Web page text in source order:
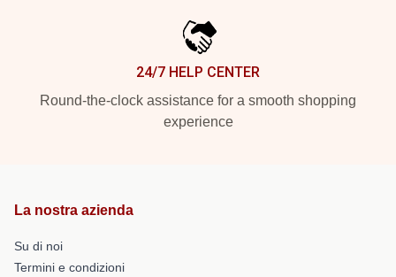
24/7 HELP CENTER
Round-the-clock assistance for a smooth shopping
experience
La nostra azienda
Su di noi
Termini e condizioni